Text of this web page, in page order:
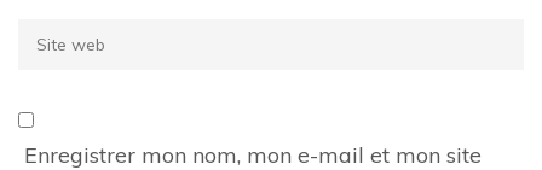
Site
Enregistrer mon nom, mon e-mail et mon site